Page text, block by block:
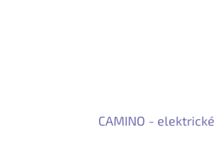
CAMINO - elektrické